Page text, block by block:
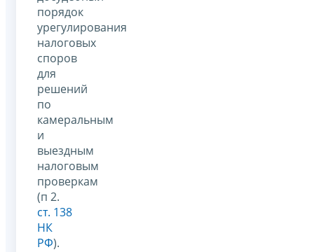
порядок
урегулирования
налоговых
споров
для
решений
по
камеральным
и
выездным
налоговым
проверкам
(п 2.
ст. 138
НК
РФ).